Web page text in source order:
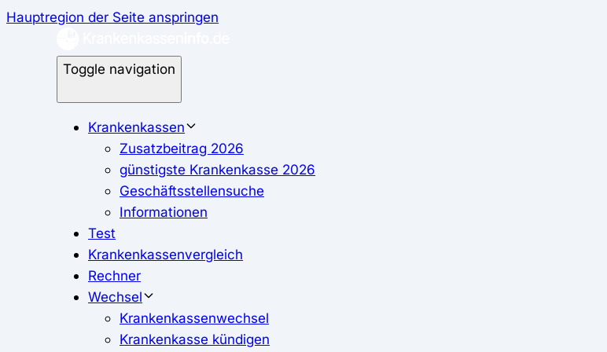
Hauptregion der Seite anspringen
Toggle navigation
Krankenkassen
Zusatzbeitrag 2026
günstigste Krankenkasse 2026
Geschäftsstellensuche
Informationen
Test
Krankenkassenvergleich
Rechner
Wechsel
Krankenkassenwechsel
Krankenkasse kündigen